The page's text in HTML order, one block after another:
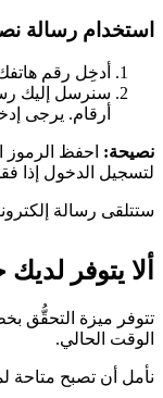
استخدام رسالة
أدخِل رقم
سنرسل إليك
أرقام. يرجى
نصيحة: احفظ الرموز
لتسجيل الدخول إذا
ستتلقى رسالة
ألا يتوفر
الوقت الحالي.
نأمل أن تصبح متاحة